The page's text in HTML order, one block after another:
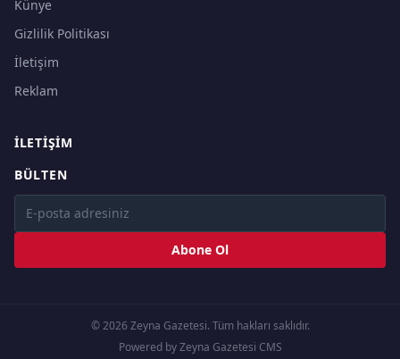
Künye
Gizlilik Politikası
İletişim
Reklam
İLETIŞIM
BÜLTEN
Abone Ol
© 2026 Zeyna Gazetesi. Tüm hakları saklıdır.
Powered by Zeyna Gazetesi CMS